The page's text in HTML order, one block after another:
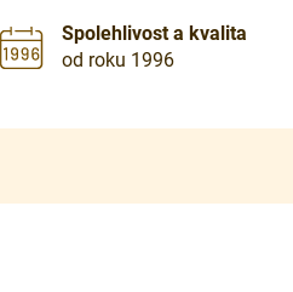
Spolehlivost a kvalita
od roku 1996